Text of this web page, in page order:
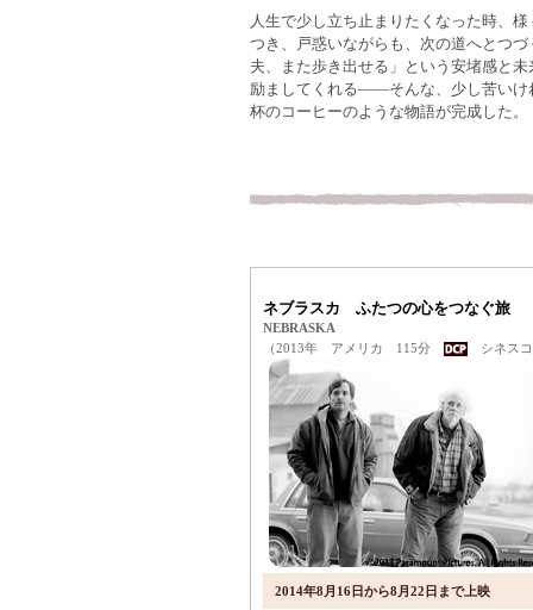
人生で少し立ち止まりたくなった時、
つき、戸惑いながらも、次の道へとつ
夫、また歩き出せる」という安堵感と
励ましてくれる――そんな、少し苦いけ
杯のコーヒーのような物語が完成した。
ネブラスカ ふたつの心をつなぐ旅
NEBRASKA
（2013年 アメリカ 115分
シネス
2014年8月16日から8月22日まで上映